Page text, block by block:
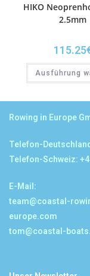
HIKO
2.5mm
115.25
Ausführung
Rowing in Europe
Telefon-
Telefon-Schweiz:
E-Mail:
team@coastal-
europe.com
tom@coastal-